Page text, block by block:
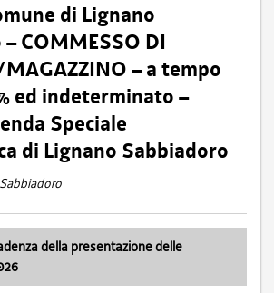
di Lignano
COMMESSO DI
– a tempo
ed indeterminato –
Speciale
di Lignano Sabbiadoro
della presentazione delle